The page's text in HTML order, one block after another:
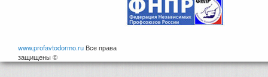
www.profavtodormo.ru Все права
защищены ©